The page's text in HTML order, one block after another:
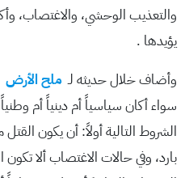
والتعذيب الوحشي، والاغتصاب،
يؤيدها .
وأضاف خلال حديثه لـ ملح الأرض
سواء أكان سياسياً أم دينياً أم
الشروط التالية أولاً: أن يكون
بارد، وفي حالات الاغتصاب ألا